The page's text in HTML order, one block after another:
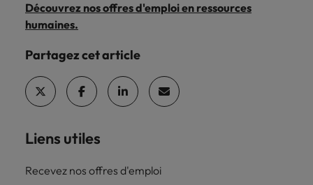
Découvrez nos offres d'emploi en ressources
humaines.
Partagez cet article
Liens utiles
Recevez nos offres d'emploi